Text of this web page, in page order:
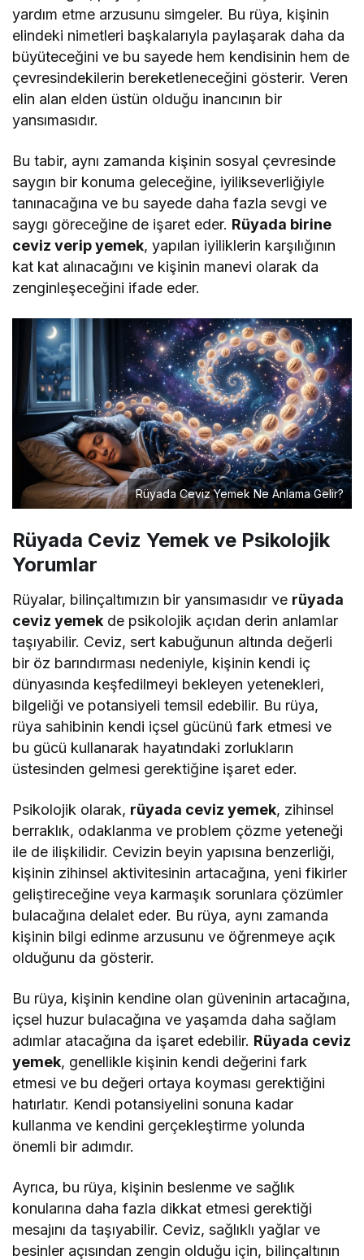
yardım etme arzusunu simgeler. Bu rüya, kişinin
elindeki nimetleri başkalarıyla paylaşarak daha da
büyüteceğini ve bu sayede hem kendisinin hem de
çevresindekilerin bereketleneceğini gösterir. Veren
elin alan elden üstün olduğu inancının bir
yansımasıdır.
Bu tabir, aynı zamanda kişinin sosyal çevresinde
saygın bir konuma geleceğine, iyilikseverliğiyle
tanınacağına ve bu sayede daha fazla sevgi ve
saygı göreceğine de işaret eder. Rüyada birine
ceviz verip yemek, yapılan iyiliklerin karşılığının
kat kat alınacağını ve kişinin manevi olarak da
zenginleşeceğini ifade eder.
Rüyada Ceviz Yemek Ne Anlama Gelir?
Rüyada Ceviz Yemek ve Psikolojik
Yorumlar
Rüyalar, bilinçaltımızın bir yansımasıdır ve rüyada
ceviz yemek de psikolojik açıdan derin anlamlar
taşıyabilir. Ceviz, sert kabuğunun altında değerli
bir öz barındırması nedeniyle, kişinin kendi iç
dünyasında keşfedilmeyi bekleyen yetenekleri,
bilgeliği ve potansiyeli temsil edebilir. Bu rüya,
rüya sahibinin kendi içsel gücünü fark etmesi ve
bu gücü kullanarak hayatındaki zorlukların
üstesinden gelmesi gerektiğine işaret eder.
Psikolojik olarak, rüyada ceviz yemek, zihinsel
berraklık, odaklanma ve problem çözme yeteneği
ile de ilişkilidir. Cevizin beyin yapısına benzerliği,
kişinin zihinsel aktivitesinin artacağına, yeni fikirler
geliştireceğine veya karmaşık sorunlara çözümler
bulacağına delalet eder. Bu rüya, aynı zamanda
kişinin bilgi edinme arzusunu ve öğrenmeye açık
olduğunu da gösterir.
Bu rüya, kişinin kendine olan güveninin artacağına,
içsel huzur bulacağına ve yaşamda daha sağlam
adımlar atacağına da işaret edebilir. Rüyada ceviz
yemek, genellikle kişinin kendi değerini fark
etmesi ve bu değeri ortaya koyması gerektiğini
hatırlatır. Kendi potansiyelini sonuna kadar
kullanma ve kendini gerçekleştirme yolunda
önemli bir adımdır.
Ayrıca, bu rüya, kişinin beslenme ve sağlık
konularına daha fazla dikkat etmesi gerektiği
mesajını da taşıyabilir. Ceviz, sağlıklı yağlar ve
besinler açısından zengin olduğu için, bilinçaltının